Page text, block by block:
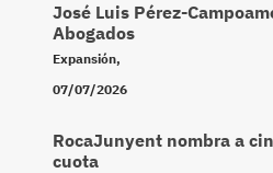
José Luis Pérez-
Abogados
Expansión,
07/07/2026
RocaJunyent nombra a
cuota